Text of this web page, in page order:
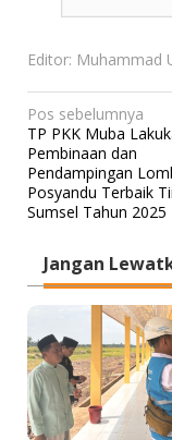
Editor: Muhammad
N
a
v
i
a
s
i
p
o
s
Pos sebelumnya
TP PKK Muba
Pembinaan dan
Pendampingan
Posyandu Terbaik
Sumsel Tahun 2025
Jangan